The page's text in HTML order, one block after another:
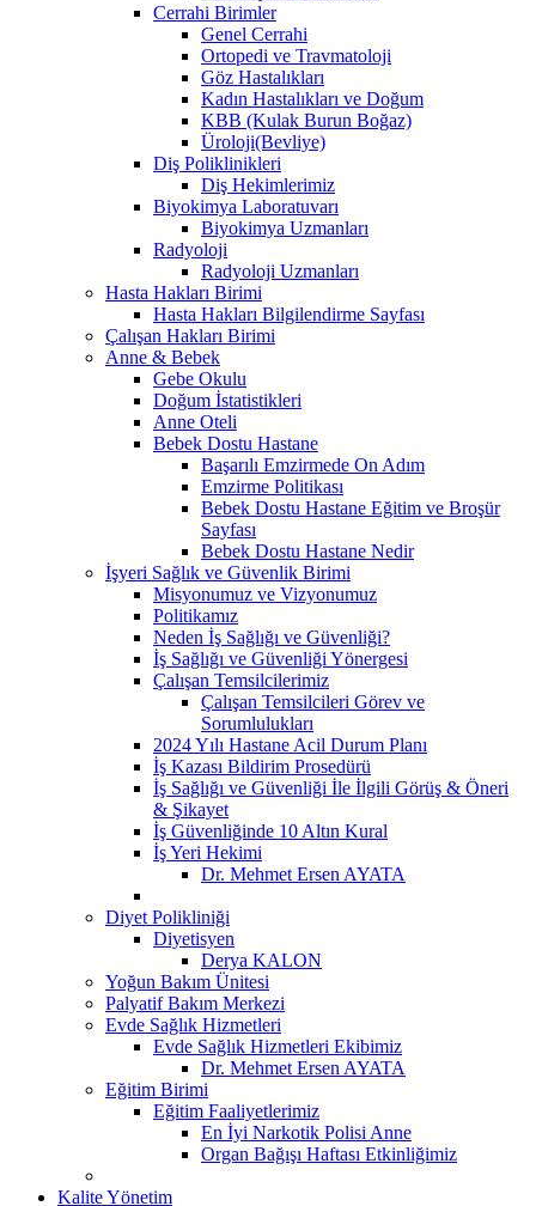
Cerrahi Birimler
Genel Cerrahi
Ortopedi ve Travmatoloji
Göz Hastalıkları
Kadın Hastalıkları ve Doğum
KBB (Kulak Burun Boğaz)
Üroloji(Bevliye)
Diş Poliklinikleri
Diş Hekimlerimiz
Biyokimya Laboratuvarı
Biyokimya Uzmanları
Radyoloji
Radyoloji Uzmanları
Hasta Hakları Birimi
Hasta Hakları Bilgilendirme Sayfası
Çalışan Hakları Birimi
Anne & Bebek
Gebe Okulu
Doğum İstatistikleri
Anne Oteli
Bebek Dostu Hastane
Başarılı Emzirmede On Adım
Emzirme Politikası
Bebek Dostu Hastane Eğitim ve Broşür
Sayfası
Bebek Dostu Hastane Nedir
İşyeri Sağlık ve Güvenlik Birimi
Misyonumuz ve Vizyonumuz
Politikamız
Neden İş Sağlığı ve Güvenliği?
İş Sağlığı ve Güvenliği Yönergesi
Çalışan Temsilcilerimiz
Çalışan Temsilcileri Görev ve
Sorumlulukları
2024 Yılı Hastane Acil Durum Planı
İş Kazası Bildirim Prosedürü
İş Sağlığı ve Güvenliği İle İlgili Görüş & Öneri
& Şikayet
İş Güvenliğinde 10 Altın Kural
İş Yeri Hekimi
Dr. Mehmet Ersen AYATA
Diyet Polikliniği
Diyetisyen
Derya KALON
Yoğun Bakım Ünitesi
Palyatif Bakım Merkezi
Evde Sağlık Hizmetleri
Evde Sağlık Hizmetleri Ekibimiz
Dr. Mehmet Ersen AYATA
Eğitim Birimi
Eğitim Faaliyetlerimiz
En İyi Narkotik Polisi Anne
Organ Bağışı Haftası Etkinliğimiz
Kalite Yönetim